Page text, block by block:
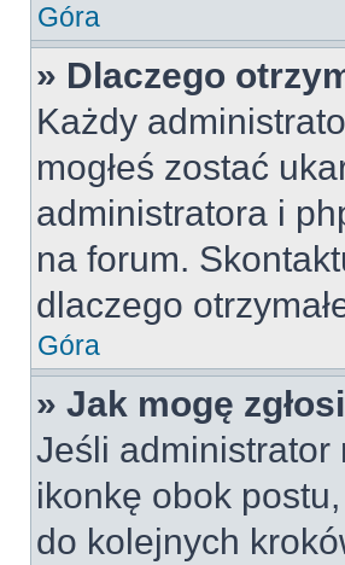
Góra
» Dlaczego
Każdy
mogłeś zostać
administratora i
na forum.
dlaczego
Góra
» Jak mogę
Jeśli administrator
ikonkę obok
do kolejnych